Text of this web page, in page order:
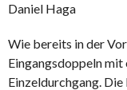
Daniel Haga
Wie bereits in der
Eingangsdoppeln mit
Einzeldurchgang.